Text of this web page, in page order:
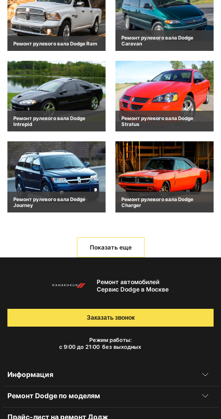
Ремонт рулевого вала Dodge Ram
Ремонт рулевого вала Dodge
Caravan
Ремонт рулевого вала Dodge
Intrepid
Ремонт рулевого вала Dodge
Stratus
Ремонт рулевого вала Dodge
Journey
Ремонт рулевого вала Dodge
Charger
Показать еще
Ремонт автомобилей
Сервис Dodge в Москве
Режим работы:
с 9:00 до 21:00 без выходных
Заказать звонок
Информация
Ремонт Dodge по моделям
Прайс-лист на ремонт Додж